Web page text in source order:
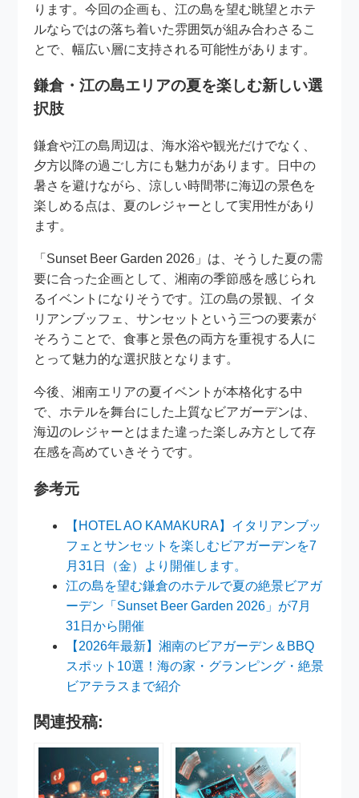
ります。今回の企画も、江の島を望む眺望とホテ
ルならではの落ち着いた雰囲気が組み合わさるこ
とで、幅広い層に支持される可能性があります。
鎌倉・江の島エリアの夏を楽しむ新しい選
択肢
鎌倉や江の島周辺は、海水浴や観光だけでなく、
夕方以降の過ごし方にも魅力があります。日中の
暑さを避けながら、涼しい時間帯に海辺の景色を
楽しめる点は、夏のレジャーとして実用性があり
ます。
「Sunset Beer Garden 2026」は、そうした夏の需
要に合った企画として、湘南の季節感を感じられ
るイベントになりそうです。江の島の景観、イタ
リアンブッフェ、サンセットという三つの要素が
そろうことで、食事と景色の両方を重視する人に
とって魅力的な選択肢となります。
今後、湘南エリアの夏イベントが本格化する中
で、ホテルを舞台にした上質なビアガーデンは、
海辺のレジャーとはまた違った楽しみ方として存
在感を高めていきそうです。
参考元
【HOTEL AO KAMAKURA】イタリアンブッ
フェとサンセットを楽しむビアガーデンを7
月31日（金）より開催します。
江の島を望む鎌倉のホテルで夏の絶景ビアガ
ーデン「Sunset Beer Garden 2026」が7月
31日から開催
【2026年最新】湘南のビアガーデン＆BBQ
スポット10選！海の家・グランピング・絶景
ビアテラスまで紹介
関連投稿: